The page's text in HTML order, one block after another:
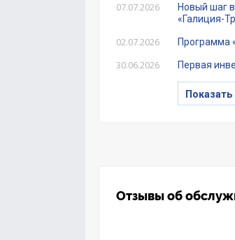
07.07.2026
Новый шаг
«Галиция-
02.07.2026 Программа
30.06.2026 Первая
Отзывы об